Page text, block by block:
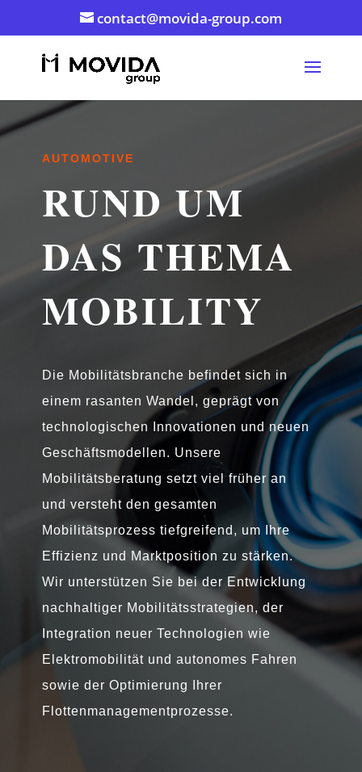
contact@movida-group.com
AUTOMOTIVE
RUND UM
DAS THEMA
MOBILITY
Die Mobilitätsbranche befindet sich in
einem rasanten Wandel, geprägt von
technologischen Innovationen und neuen
Geschäftsmodellen. Unsere
Mobilitätsberatung setzt viel früher an
und versteht den gesamten
Mobilitätsprozess tiefgreifend, um Ihre
Effizienz und Marktposition zu stärken.
Wir unterstützen Sie bei der Entwicklung
nachhaltiger Mobilitätsstrategien, der
Integration neuer Technologien wie
Elektromobilität und autonomes Fahren
sowie der Optimierung Ihrer
Flottenmanagementprozesse.